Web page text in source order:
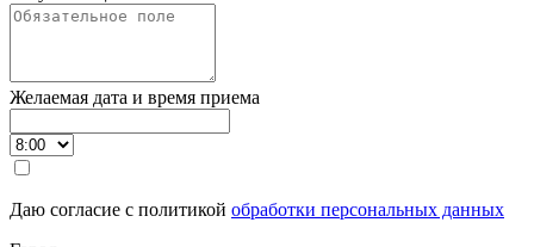
Желаемая дата и время приема
Даю согласие с политикой обработки персональных данных